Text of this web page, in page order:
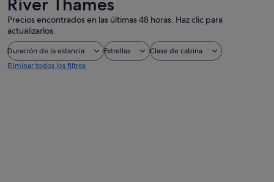
River Thames
Precios encontrados en las últimas 48 horas. Haz clic para
actualizarlos.
Duración de la estancia Estrellas
Clase de cabina
Eliminar todos los filtros